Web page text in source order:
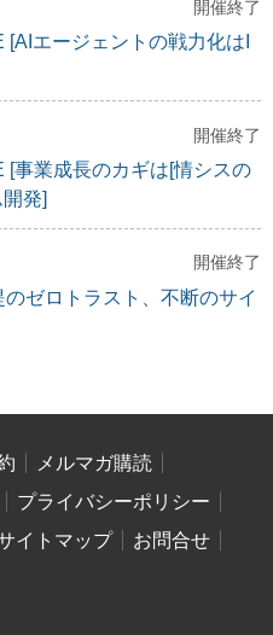
開催終了
[AIエージェントの戦力化はI
開催終了
[事業成長のカギは[情シスの
発]
開催終了
のゼロトラスト、不断のサイ
メルマガ購読
プライバシーポリシー
イトマップ
お問合せ